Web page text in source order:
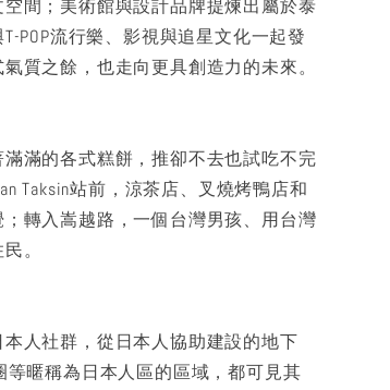
間；美術館與設計品牌提煉出屬於泰
POP流行樂、影視與追星文化一起發
質之餘，也走向更具創造力的未來。
滿的各式糕餅，推卻不去也試吃不完
Taksin站前，涼茶店、叉燒烤鴨店和
轉入嵩越路，一個台灣男孩、用台灣
。
人社群，從日本人協助建設的地下
等暱稱為日本人區的區域，都可見其